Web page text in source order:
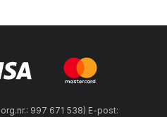
997 671 538) E-post: